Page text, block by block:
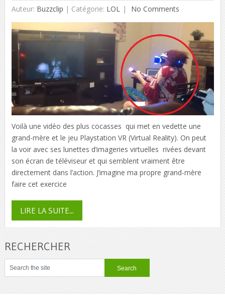
Auteur: Buzzclip | Catégorie: LOL No Comments
Voilà une vidéo des plus cocasses qui met en vedette une
grand-mère et le jeu Playstation VR (Virtual Reality). On peut
la voir avec ses lunettes d’imageries virtuelles rivées devant
son écran de téléviseur et qui semblent vraiment être
directement dans l’action. J’imagine ma propre grand-mère
faire cet exercice
LIRE LA SUITE...
RECHERCHER